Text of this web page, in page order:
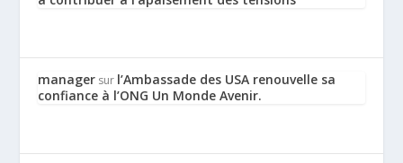
manager sur l’Ambassade des USA renouvelle sa
confiance à l’ONG Un Monde Avenir.